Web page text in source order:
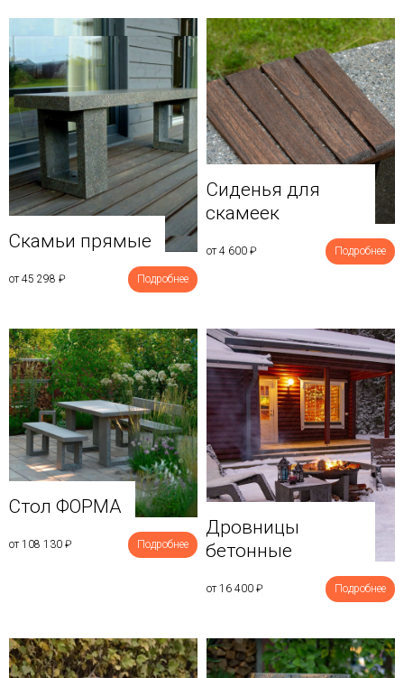
Скамьи прямые
от 45 298 ₽ Подробнее
Сиденья для
скамеек
от 4 600 ₽ Подробнее
Стол ФОРМА
от 108 130 ₽ Подробнее
Дровницы
бетонные
от 16 400 ₽ Подробнее